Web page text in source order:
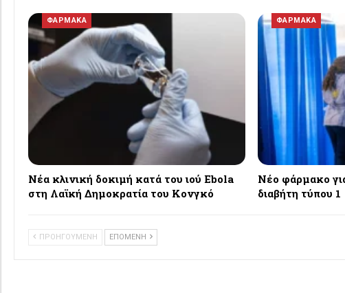
ΦΑΡΜΑΚΑ
Νέα κλινική δοκιμή κατά του ιού Ebola
στη Λαϊκή Δημοκρατία του Κονγκό
ΦΑΡΜΑΚΑ
Νέο φάρμακο
διαβήτη τύπου 1
ΠΡΟΗΓΟΥΜΕΝΗ ΕΠΟΜΕΝΗ